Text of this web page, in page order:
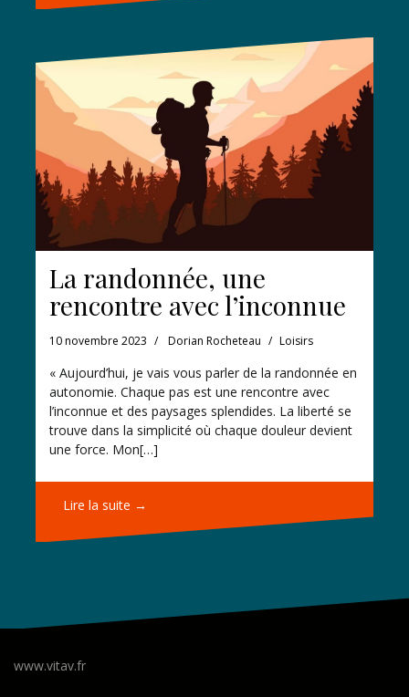
La randonnée, une
rencontre avec l’inconnue
10 novembre 2023 Dorian Rocheteau Loisirs
« Aujourd’hui, je vais vous parler de la randonnée en
autonomie. Chaque pas est une rencontre avec
l’inconnue et des paysages splendides. La liberté se
trouve dans la simplicité où chaque douleur devient
une force. Mon[…]
Lire la suite →
www.vitav.fr